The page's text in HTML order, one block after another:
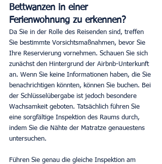
Bettwanzen in einer
Ferienwohnung zu erkennen?
Da Sie in der Rolle des Reisenden sind, treffen
Sie bestimmte Vorsichtsmaßnahmen, bevor Sie
Ihre Reservierung vornehmen. Schauen Sie sich
zunächst den Hintergrund der Airbnb-Unterkunft
an. Wenn Sie keine Informationen haben, die Sie
benachrichtigen könnten, können Sie buchen. Bei
der Schlüsselübergabe ist jedoch besondere
Wachsamkeit geboten. Tatsächlich führen Sie
eine sorgfältige Inspektion des Raums durch,
indem Sie die Nähte der Matratze genauestens
untersuchen.
Führen Sie genau die gleiche Inspektion am